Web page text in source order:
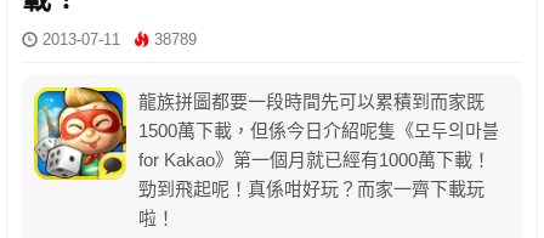
2013-07-11 38789
龍族拼圖都要一段時間先可以累積到而家既
1500萬下載，但係今日介紹呢隻《모두의마블
for Kakao》第一個月就已經有1000萬下載！
勁到飛起呢！真係咁好玩？而家一齊下載玩
啦！